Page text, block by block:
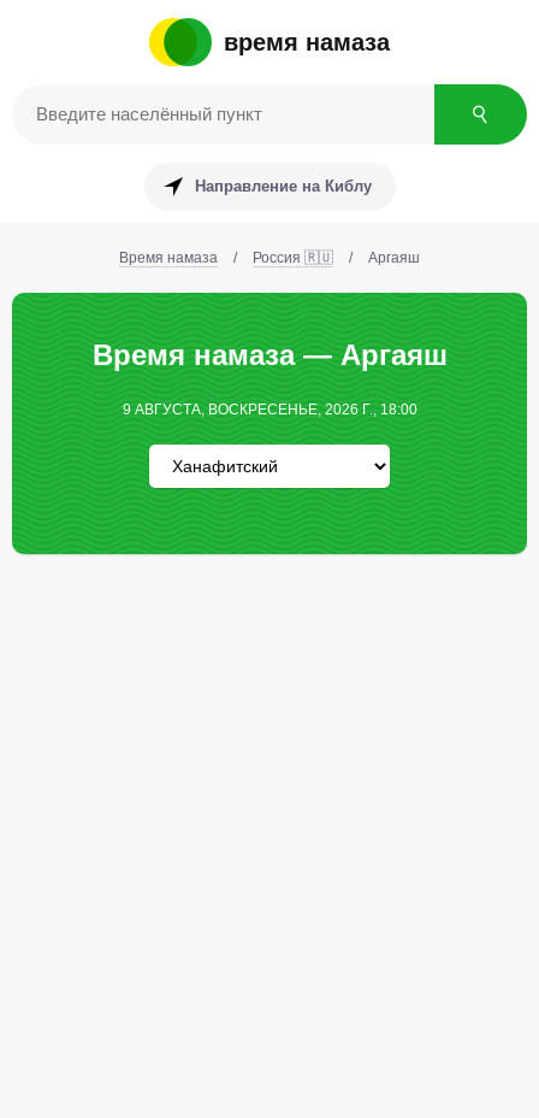
время намаза
Направление на Киблу
Время намаза / Россия 🇷🇺 / Аргаяш
Время намаза — Аргаяш
9 АВГУСТА, ВОСКРЕСЕНЬЕ, 2026 Г., 18:00